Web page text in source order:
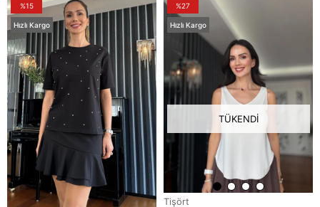
%15
Hızlı Kargo
TÜKENDI
Tişört
%27
Hızlı Kargo